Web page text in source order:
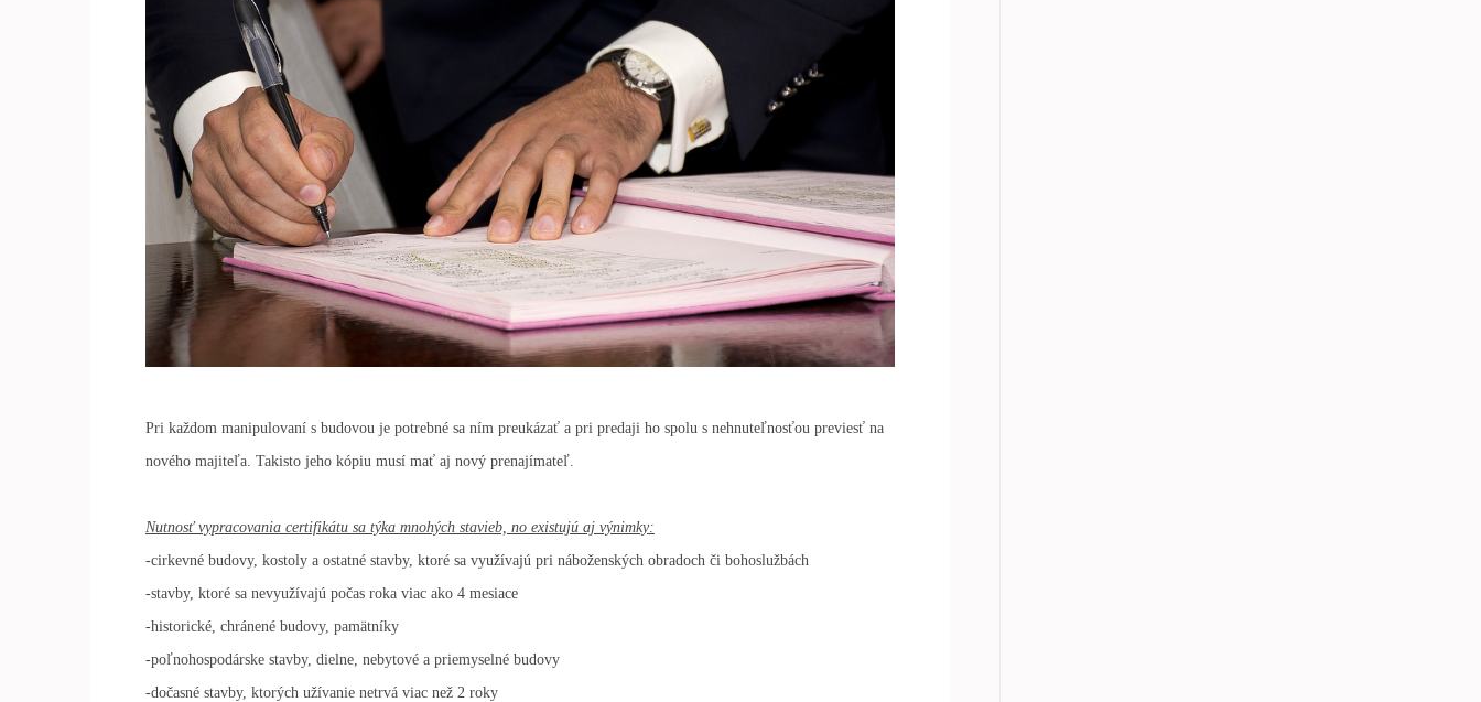
Pri každom manipulovaní s budovou je potrebné sa ním preukázať a pri predaji ho spolu s nehnuteľnosťou previesť na
nového majiteľa. Takisto jeho kópiu musí mať aj nový prenajímateľ.
Nutnosť vypracovania certifikátu sa týka mnohých stavieb, no existujú aj výnimky:
-cirkevné budovy, kostoly a ostatné stavby, ktoré sa využívajú pri náboženských obradoch či bohoslužbách
-stavby, ktoré sa nevyužívajú počas roka viac ako 4 mesiace
-historické, chránené budovy, pamätníky
-poľnohospodárske stavby, dielne, nebytové a priemyselné budovy
-dočasné stavby, ktorých užívanie netrvá viac než 2 roky